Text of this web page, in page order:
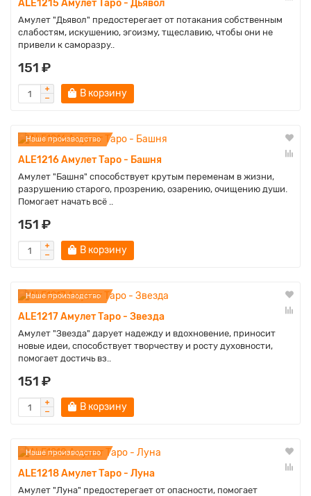
ALE1215 Амулет Таро - Дьявол
Амулет "Дьявол" предостерегает от потакания собственным
слабостям, искушению, эгоизму, тщеславию, чтобы они не
привели к саморазру..
151 ₽
В корзину
Наше производство
ALE1216 Амулет Таро - Башня
Амулет "Башня" способствует крутым переменам в жизни,
разрушению старого, прозрению, озарению, очищению души.
Помогает начать всё ..
151 ₽
В корзину
Наше производство
ALE1217 Амулет Таро - Звезда
Амулет "Звезда" дарует надежду и вдохновение, приносит
новые идеи, способствует творчеству и росту духовности,
помогает достичь вз..
151 ₽
В корзину
Наше производство
ALE1218 Амулет Таро - Луна
Амулет "Луна" предостерегает от опасности, помогает